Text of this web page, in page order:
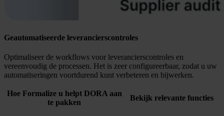
Geautomatiseerde leverancierscontroles
Optimaliseer de workflows voor leverancierscontroles en
vereenvoudig de processen. Het is zeer configureerbaar, zodat u uw
automatiseringen voortdurend kunt verbeteren en bijwerken.
Hoe Formalize u helpt DORA aan
te pakken
Bekijk relevante functies